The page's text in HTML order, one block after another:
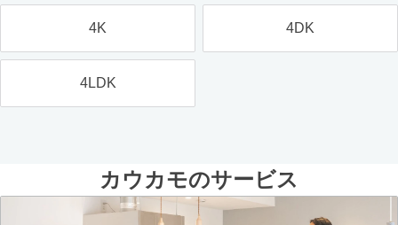
4K 4DK
4LDK
カウカモのサービス